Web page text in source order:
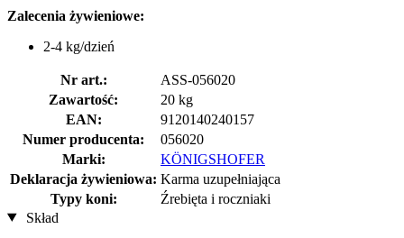
Zalecenia żywieniowe:
2-4 kg/dzień
Nr art.:
ASS-056020
Zawartość:
20 kg
EAN:
9120140240157
Numer producenta:
056020
Marki:
KÖNIGSHOFER
Deklaracja żywieniowa: Karma uzupełniająca
Typy koni:
Źrebięta i roczniaki
Skład